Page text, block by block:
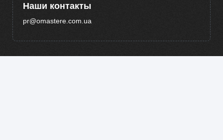
Наши контакты
pr@omastere.com.ua